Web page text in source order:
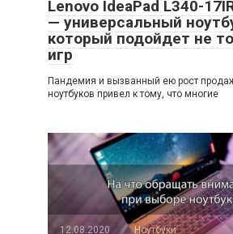
Lenovo IdeaPad L340-
— универсальный
который подойдет не
игр
Пандемия и вызванный ею рост
ноутбуков привел к тому, что многие
12.08.2020 Ноутбуки